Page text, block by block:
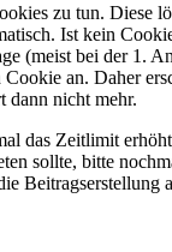
zu tun. Diese
Ist kein
(meist bei der 1.
an. Daher
dann nicht mehr.
das Zeitlimit
sollte, bitte
Beitragserstellung